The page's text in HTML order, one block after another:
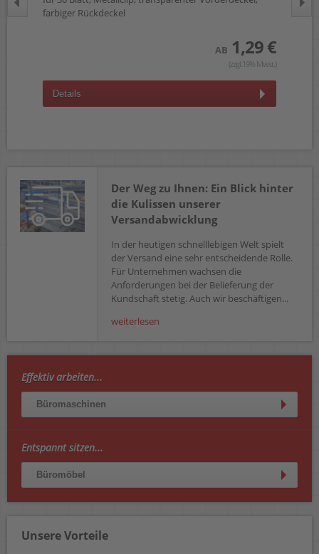
farbiger Rückdeckel
AB 1,29 €
(zzgl.19% Mwst.)
Details
Der Weg zu Ihnen: Ein Blick hinter
die Kulissen unserer
Versandabwicklung
In der heutigen schnelllebigen Welt spielt
der Versand eine sehr entscheidende Rolle.
Für Unternehmen wachsen die
Anforderungen bei der Belieferung der
Kundschaft stetig. Auch wir beschäftigen...
weiterlesen
Effektiv arbeiten...
Büromaschinen
Entspannt sitzen...
Büromöbel
Unsere Vorteile